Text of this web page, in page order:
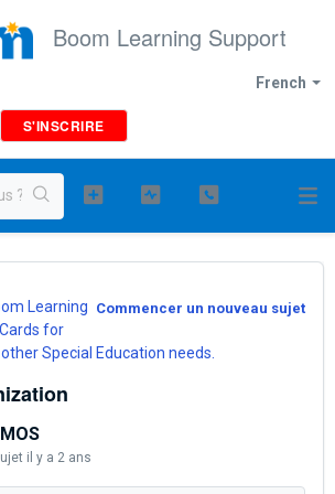
Boom Learning Support
French
S'INSCRIRE
Commencer un nouveau sujet
Learning
for
other Special Education needs.
il y a 2 ans